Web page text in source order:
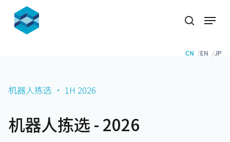
main
search
Menu
CN EN JP
机器人拣选 · 1H 2026
机器人拣选 - 2026